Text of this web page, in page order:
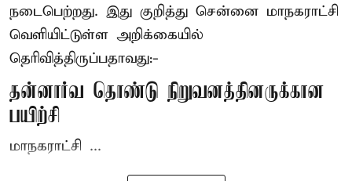
நடைபெற்றது. இது குறித்து சென்னை மாநகராட்சி
வெளியிட்டுள்ள அறிக்கையில்
தெரிவித்திருப்பதாவது:-
தன்னார்வ தொண்டு நிறுவனத்தினருக்கான
பயிற்சி
மாநகராட்சி ...